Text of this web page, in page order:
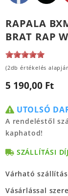
RAPALA
BRAT RAP
(2db értékelés
5 190,00 Ft
UTOLSÓ
A rendeléstől
kaphatod!
SZÁLLÍTÁSI
Várható
Vásárlással